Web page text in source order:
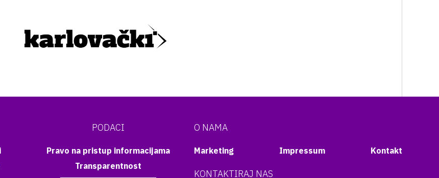
PODACI
Pravo na pristup informacijama
Transparentnost
O NAMA
Marketing Impressum Kontakt
KONTAKTIRAJ NAS